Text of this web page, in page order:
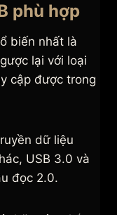
phù hợp
biến nhất là
lại với loại
cập được trong
dữ liệu
USB 3.0 và
đọc 2.0.